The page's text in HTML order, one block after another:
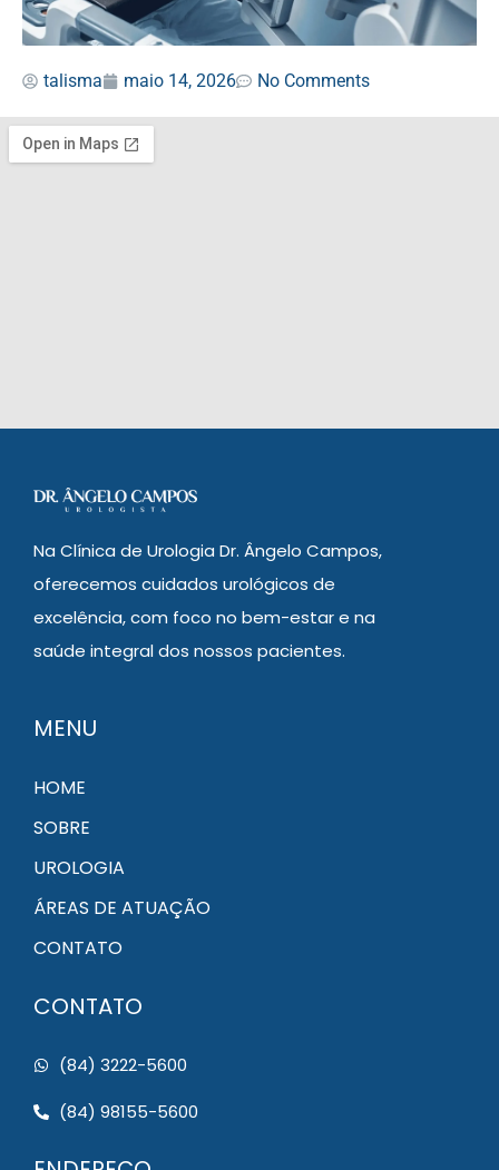
talisma maio 14, 2026 No Comments
Na Clínica de Urologia Dr. Ângelo Campos,
oferecemos cuidados urológicos de
excelência, com foco no bem-estar e na
saúde integral dos nossos pacientes.
MENU
HOME
SOBRE
UROLOGIA
ÁREAS DE ATUAÇÃO
CONTATO
CONTATO
(84) 3222-5600
(84) 98155-5600